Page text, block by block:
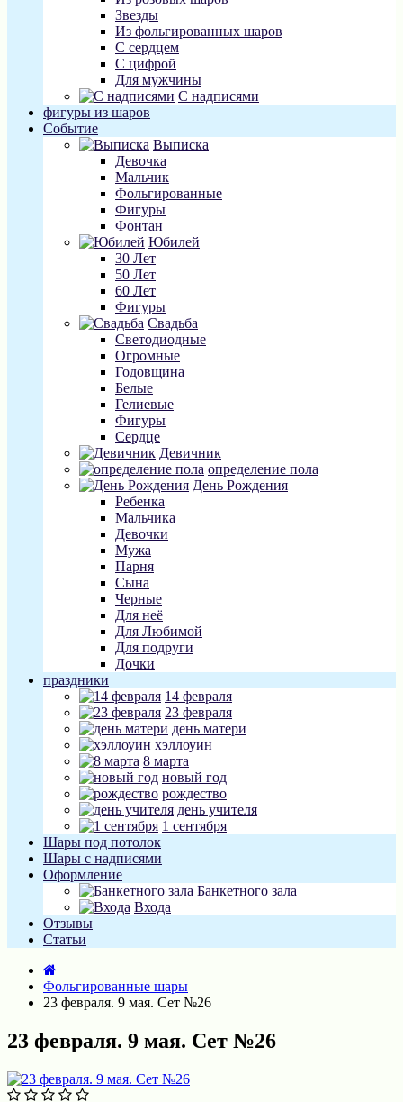
Звезды
Из фольгированных шаров
С сердцем
С цифрой
Для мужчины
С надписями
фигуры из шаров
Событие
Выписка
Девочка
Мальчик
Фольгированные
Фигуры
Фонтан
Юбилей
30 Лет
50 Лет
60 Лет
Фигуры
Свадьба
Светодиодные
Огромные
Годовщина
Белые
Гелиевые
Фигуры
Сердце
Девичник
определение пола
День Рождения
Ребенка
Мальчика
Девочки
Мужа
Парня
Сына
Черные
Для неё
Для Любимой
Для подруги
Дочки
праздники
14 февраля
23 февраля
день матери
хэллоуин
8 марта
новый год
рождество
день учителя
1 сентября
Шары под потолок
Шары с надписями
Оформление
Банкетного зала
Входа
Отзывы
Статьи
Фольгированные шары
23 февраля. 9 мая. Сет №26
23 февраля. 9 мая. Сет №26